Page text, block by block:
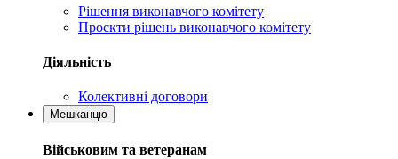
Рішення виконавчого комітету
Проєкти рішень виконавчого комітету
Діяльність
Колективні договори
Мешканцю
Військовим та ветеранам